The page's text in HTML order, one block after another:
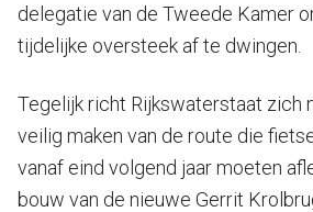
delegatie van de Tweede Kamer
tijdelijke oversteek af te dwingen.
Tegelijk richt Rijkswaterstaat zich
veilig maken van de route die
vanaf eind volgend jaar moeten
bouw van de nieuwe Gerrit